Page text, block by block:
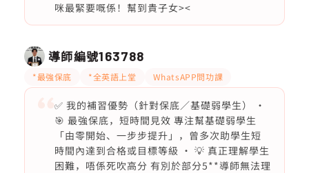
咪最緊要嘅係！幫到貴子女><
導師編號163788
*最強保底 *全英語上堂 WhatsAPP問功課
✅ 我的補習優勢（針對保底／基礎弱學生） ·
🎯 最強保底，短時間見效 專注幫基礎弱學生
「由零開始、一步步提升」，曾多次助學生短
時間內達到合格或目標等級 · 💡 真正理解學生
困難，唔係死吹高分 有別於部分5**導師無法理